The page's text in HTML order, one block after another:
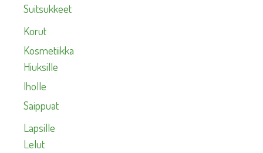
Suitsukkeet
Korut
Kosmetiikka
Hiuksille
Iholle
Saippuat
Lapsille
Lelut